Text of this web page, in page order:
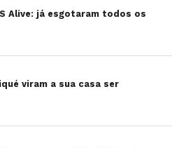
Alive: já esgotaram todos os
viram a sua casa ser